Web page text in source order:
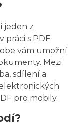
jeden z
s PDF.
vám umožní
Mezi
sdílení a
pro mobily.